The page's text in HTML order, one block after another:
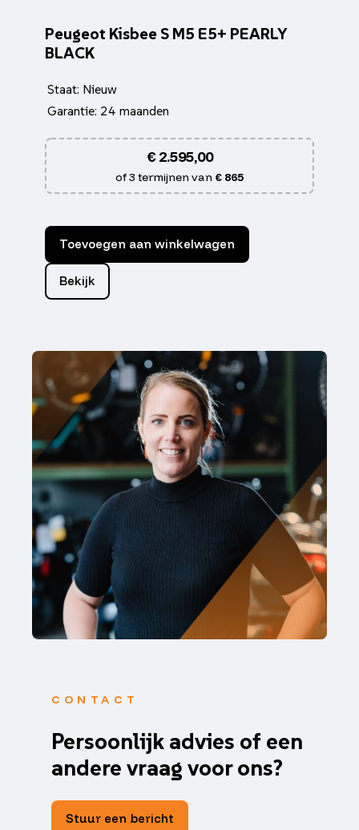
Peugeot Kisbee S M5 E5+ PEARLY
BLACK
Staat: Nieuw
Garantie: 24 maanden
€2.595,00
of 3 termijnen van € 865
Toevoegen aan winkelwagen
Bekijk
CONTACT
Persoonlijk advies of een
andere vraag voor ons?
Stuur een bericht